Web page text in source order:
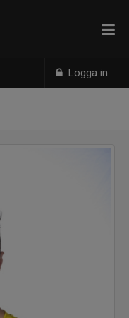
Logga in